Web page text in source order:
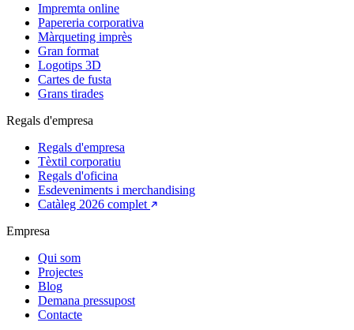
Impremta online
Papereria corporativa
Màrqueting imprès
Gran format
Logotips 3D
Cartes de fusta
Grans tirades
Regals d'empresa
Regals d'empresa
Tèxtil corporatiu
Regals d'oficina
Esdeveniments i merchandising
Catàleg 2026 complet
Empresa
Qui som
Projectes
Blog
Demana pressupost
Contacte